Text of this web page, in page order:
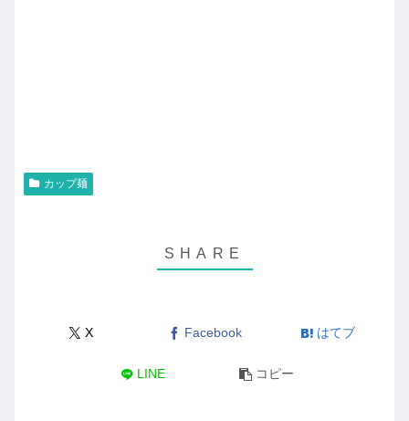
カップ麺
X Facebook はてブ
LINE コピー